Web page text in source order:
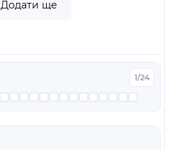
Додати ще
1/24